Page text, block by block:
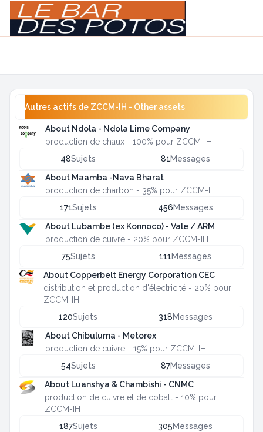
Autres actifs de ZCCM-IH - Other assets
About Ndola - Ndola Lime Company
production de chaux - 100% pour ZCCM-IH
48Sujets 81Messages
About Maamba -Nava Bharat
production de charbon - 35% pour ZCCM-IH
171Sujets 456Messages
About Lubambe (ex Konnoco) - Vale / ARM
production de cuivre - 20% pour ZCCM-IH
75Sujets 111Messages
About Copperbelt Energy Corporation CEC
distribution et production d'électricité - 20% pour
ZCCM-IH
120Sujets 318Messages
About Chibuluma - Metorex
production de cuivre - 15% pour ZCCM-IH
54Sujets 87Messages
About Luanshya & Chambishi - CNMC
production de cuivre et de cobalt - 10% pour
ZCCM-IH
187Sujets 305Messages